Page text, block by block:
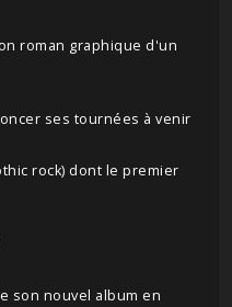
roman graphique d'un
ses tournées à venir
rock) dont le premier
son nouvel album en